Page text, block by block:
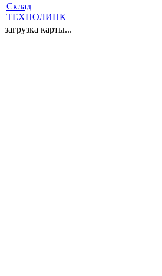
Склад
ТЕХНОЛИНК
загрузка карты...